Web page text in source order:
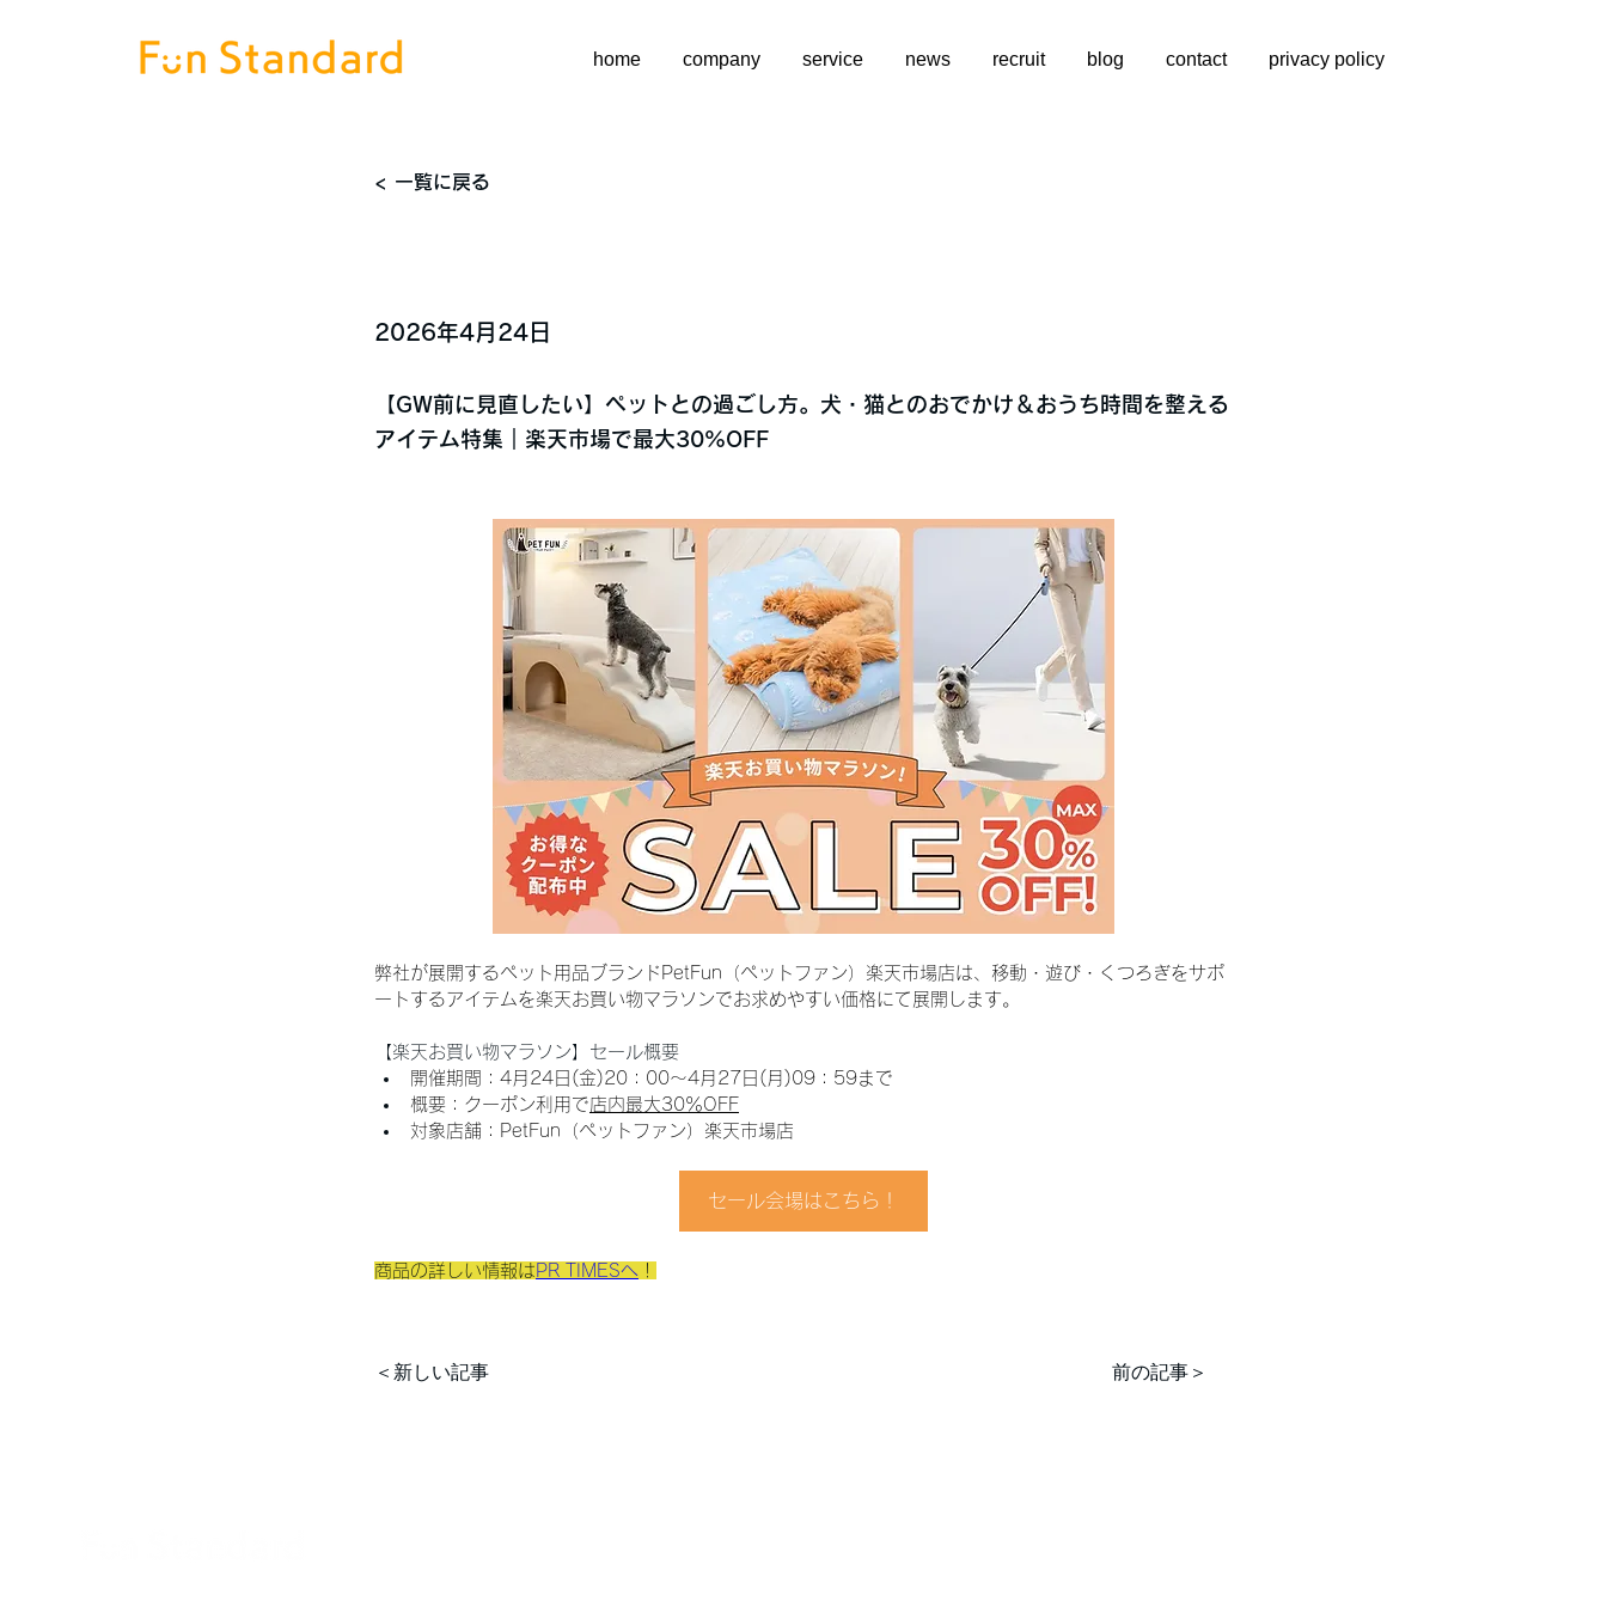
home company service news recruit blog contact privacy policy
< 一覧に戻る
2026年4月24日
【GW前に見直したい】ペットとの過ごし方。犬・猫とのおでかけ＆おうち時間を整える
アイテム特集｜楽天市場で最大30%OFF
弊社が展開するペット用品ブランドPetFun（ペットファン）楽天市場店は、移動・遊び・くつろぎをサポ
ートするアイテムを楽天お買い物マラソンでお求めやすい価格にて展開します。
【楽天お買い物マラソン】セール概要
開催期間：4月24日(金)20：00～4月27日(月)09：59まで
概要：クーポン利用で店内最大30％OFF
対象店舗：PetFun（ペットファン）楽天市場店
セール会場はこちら！
商品の詳しい情報は PR TIMESへ ！
＜新しい記事 前の記事＞